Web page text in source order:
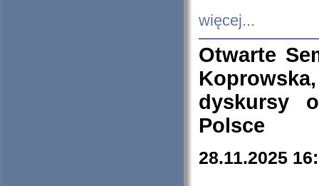
więcej...
Otwarte
dyskursy
Polsce
28.11.2025